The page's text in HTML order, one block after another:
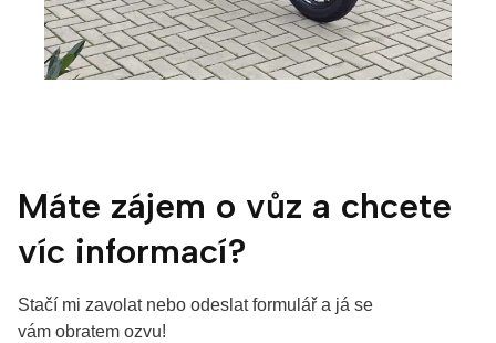
Máte zájem o vůz a chcete
víc informací?
Stačí mi zavolat nebo odeslat formulář a já se
vám obratem ozvu!